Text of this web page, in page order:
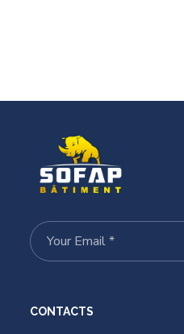
CONTACTS